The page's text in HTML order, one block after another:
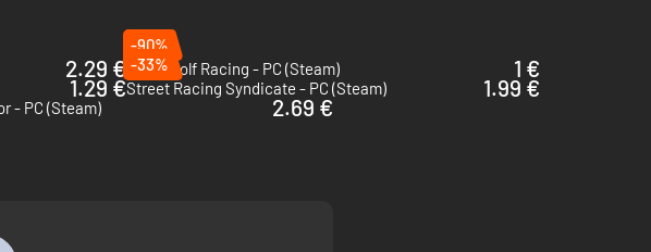
2.29 €
-90%
Turbo Golf Racing - PC (Steam)
1 €
1.29 €
-33%
Street Racing Syndicate - PC (Steam)
1.99 €
- PC (Steam)
2.69 €